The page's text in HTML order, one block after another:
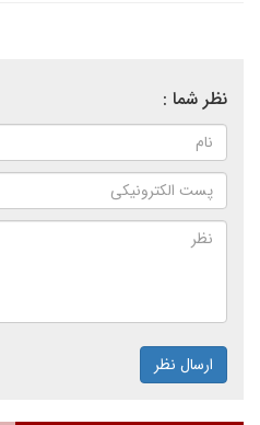
نظر شما :
ارسال نظر